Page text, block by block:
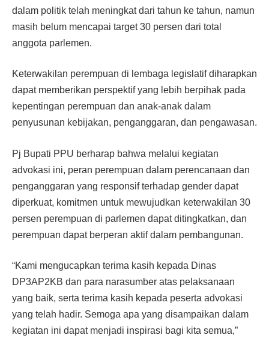
dalam politik telah meningkat dari tahun ke tahun, namun
masih belum mencapai target 30 persen dari total
anggota parlemen.
Keterwakilan perempuan di lembaga legislatif diharapkan
dapat memberikan perspektif yang lebih berpihak pada
kepentingan perempuan dan anak-anak dalam
penyusunan kebijakan, penganggaran, dan pengawasan.
Pj Bupati PPU berharap bahwa melalui kegiatan
advokasi ini, peran perempuan dalam perencanaan dan
penganggaran yang responsif terhadap gender dapat
diperkuat, komitmen untuk mewujudkan keterwakilan 30
persen perempuan di parlemen dapat ditingkatkan, dan
perempuan dapat berperan aktif dalam pembangunan.
“Kami mengucapkan terima kasih kepada Dinas
DP3AP2KB dan para narasumber atas pelaksanaan
yang baik, serta terima kasih kepada peserta advokasi
yang telah hadir. Semoga apa yang disampaikan dalam
kegiatan ini dapat menjadi inspirasi bagi kita semua,”